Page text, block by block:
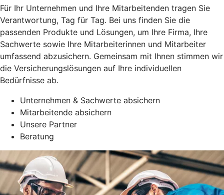
Für Ihr Unternehmen und Ihre Mitarbeitenden tragen Sie
Verantwortung, Tag für Tag. Bei uns finden Sie die
passenden Produkte und Lösungen, um Ihre Firma, Ihre
Sachwerte sowie Ihre Mitarbeiterinnen und Mitarbeiter
umfassend abzusichern. Gemeinsam mit Ihnen stimmen wir
die Versicherungslösungen auf Ihre individuellen
Bedürfnisse ab.
Unternehmen & Sachwerte absichern
Mitarbeitende absichern
Unsere Partner
Beratung